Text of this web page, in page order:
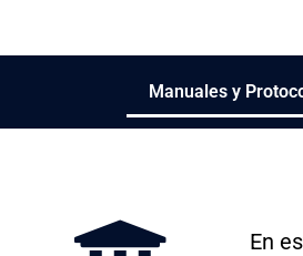
Manuales y
En